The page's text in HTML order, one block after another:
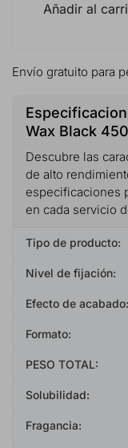
Añadir al
Envío gratuito para
Wax Black
Descubre las
de alto
especificaciones
en cada servicio
Tipo de producto:
Nivel de fijación:
Efecto de acabado:
Formato:
PESO TOTAL:
Solubilidad:
Fragancia: